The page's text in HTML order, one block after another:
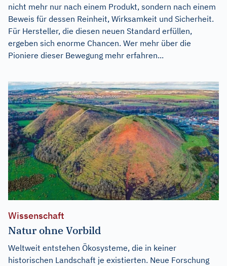
nicht mehr nur nach einem Produkt, sondern nach einem
Beweis für dessen Reinheit, Wirksamkeit und Sicherheit.
Für Hersteller, die diesen neuen Standard erfüllen,
ergeben sich enorme Chancen. Wer mehr über die
Pioniere dieser Bewegung mehr erfahren...
Wissenschaft
Natur ohne Vorbild
Weltweit entstehen Ökosysteme, die in keiner
historischen Landschaft je existierten. Neue Forschung